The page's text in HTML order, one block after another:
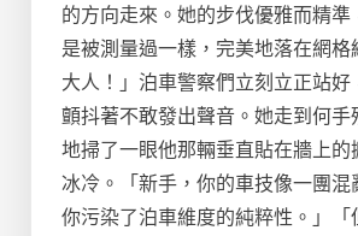
的方向走來。她的步伐優雅而精準
是被測量過一樣，完美地落在網
大人！」泊車警察們立刻立正站
顫抖著不敢發出聲音。她走到何手
地掃了一眼他那輛垂直貼在牆上的
冰冷。「新手，你的車技像一團混
你污染了泊車維度的純粹性。」「